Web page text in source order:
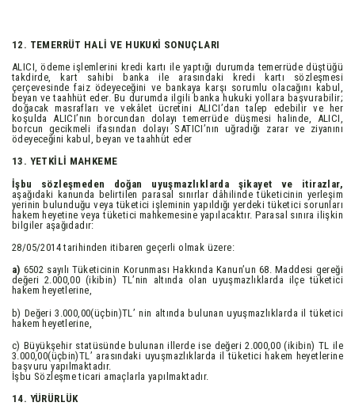
12. TEMERRÜT HALİ VE HUKUKİ SONUÇLARI
ALICI, ödeme işlemlerini kredi kartı ile yaptığı durumda temerrüde düştüğü
takdirde, kart sahibi banka ile arasındaki kredi kartı sözleşmesi
çerçevesinde faiz ödeyeceğini ve bankaya karşı sorumlu olacağını kabul,
beyan ve taahhüt eder. Bu durumda ilgili banka hukuki yollara başvurabilir;
doğacak masrafları ve vekâlet ücretini ALICI’dan talep edebilir ve her
koşulda ALICI’nın borcundan dolayı temerrüde düşmesi halinde, ALICI,
borcun gecikmeli ifasından dolayı SATICI’nın uğradığı zarar ve ziyanını
ödeyeceğini kabul, beyan ve taahhüt eder
13. YETKİLİ MAHKEME
İşbu sözleşmeden doğan uyuşmazlıklarda şikayet ve itirazlar,
aşağıdaki kanunda belirtilen parasal sınırlar dâhilinde tüketicinin yerleşim
yerinin bulunduğu veya tüketici işleminin yapıldığı yerdeki tüketici sorunları
hakem heyetine veya tüketici mahkemesine yapılacaktır. Parasal sınıra ilişkin
bilgiler aşağıdadır:
28/05/2014 tarihinden itibaren geçerli olmak üzere:
a) 6502 sayılı Tüketicinin Korunması Hakkında Kanun’un 68. Maddesi gereği
değeri 2.000,00 (ikibin) TL’nin altında olan uyuşmazlıklarda ilçe tüketici
hakem heyetlerine,
b) Değeri 3.000,00(üçbin)TL’ nin altında bulunan uyuşmazlıklarda il tüketici
hakem heyetlerine,
c) Büyükşehir statüsünde bulunan illerde ise değeri 2.000,00 (ikibin) TL ile
3.000,00(üçbin)TL’ arasındaki uyuşmazlıklarda il tüketici hakem heyetlerine
başvuru yapılmaktadır.
İşbu Sözleşme ticari amaçlarla yapılmaktadır.
14. YÜRÜRLÜK